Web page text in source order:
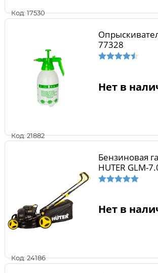
Код: 17530
Код: 21882
77328
Нет в
Код: 24186
Бензиновая
HUTER GLM-
Нет в